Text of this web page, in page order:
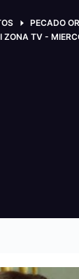
PECADO
ZONA TV -